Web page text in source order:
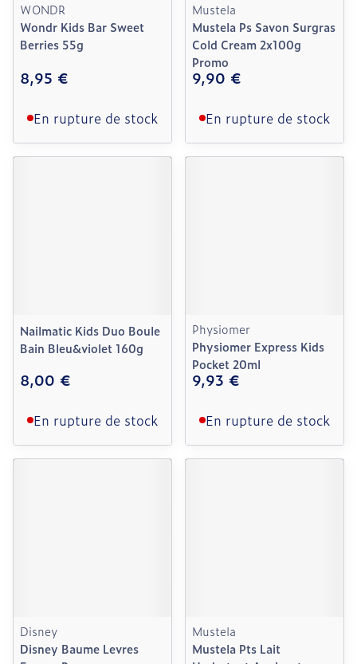
WONDR
Wondr Kids Bar Sweet
Berries 55g
8,95 €
En rupture de stock
Mustela
Mustela Ps Savon Surgras
Cold Cream 2x100g
Promo
9,90 €
En rupture de stock
Nailmatic Kids Duo Boule
Bain Bleu&violet 160g
8,00 €
En rupture de stock
Physiomer
Physiomer Express Kids
Pocket 20ml
9,93 €
En rupture de stock
Disney
Disney Baume Levres
Mustela
Mustela Pts Lait